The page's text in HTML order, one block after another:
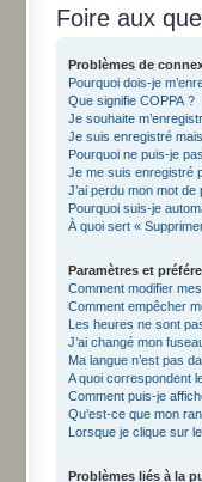
Foire aux
Problèmes de
Pourquoi dois-je
Que signifie COPPA ?
Je souhaite
Je suis enregistré
Pourquoi ne puis-je
Je me suis enregistré
J’ai perdu mon mot de
Pourquoi suis-je
À quoi sert «
Paramètres et
Comment modifier
Comment empêcher
Les heures ne sont
J’ai changé mon
Ma langue n’est pas
A quoi correspondent
Comment puis-je
Qu’est-ce que mon
Lorsque je clique sur
Problèmes liés à la